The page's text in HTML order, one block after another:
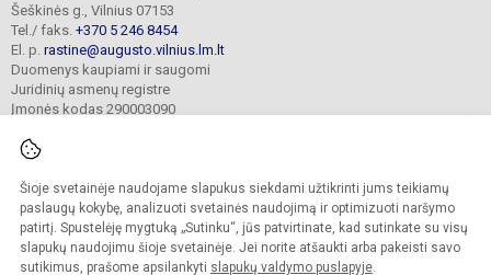
Šioje svetainėje naudojame slapukus siekdami užtikrinti jums teikiamų
paslaugų kokybę, analizuoti svetainės naudojimą ir optimizuoti naršymo
patirtį. Spustelėję mygtuką „Sutinku“, jūs patvirtinate, kad sutinkate su visų
slapukų naudojimu šioje svetainėje. Jei norite atšaukti arba pakeisti savo
sutikimus, prašome apsilankyti slapukų valdymo puslapyje.
Šeškinės g., Vilnius 07153
Tel./ faks. +370 5 246 8454
El. p. rastine@augusto.vilnius.lm.lt
Duomenys kaupiami ir saugomi
Juridinių asmenų registre
Įmonės kodas 290003090
© 2021. Vilniaus Žygimanto Augusto progimnazija. Visos teisės saugomos.
Kopijuoti turinį be raštiško mokyklos sutikimo griežtai draudžiama.
Versija neįgaliesiems Slapukų valdymas